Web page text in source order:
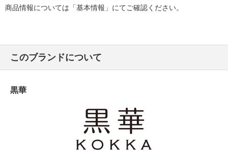
商品情報については「基本情報」にてご確認ください。
このブランドについて
黒華